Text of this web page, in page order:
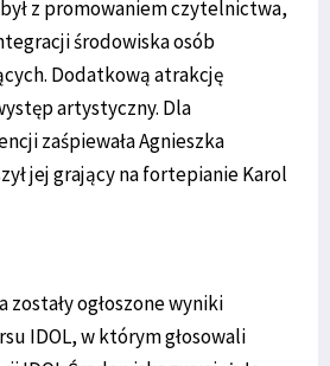
z promowaniem czytelnictwa,
środowiska osób
Dodatkową atrakcję
artystyczny. Dla
zaśpiewała Agnieszka
jej grający na fortepianie Karol
zostały ogłoszone wyniki
IDOL, w którym głosowali